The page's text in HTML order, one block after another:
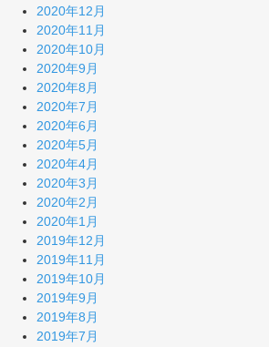
2020年12月
2020年11月
2020年10月
2020年9月
2020年8月
2020年7月
2020年6月
2020年5月
2020年4月
2020年3月
2020年2月
2020年1月
2019年12月
2019年11月
2019年10月
2019年9月
2019年8月
2019年7月